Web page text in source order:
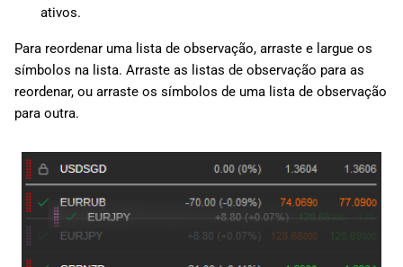
ativos.
Para reordenar uma lista de observação, arraste e largue os
símbolos na lista. Arraste as listas de observação para as
reordenar, ou arraste os símbolos de uma lista de observação
para outra.